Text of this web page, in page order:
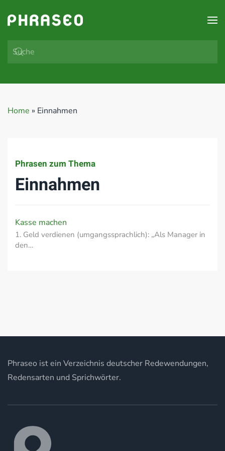
Zum Hauptinhalt springen
Home » Einnahmen
Phrasen zum Thema
Einnahmen
Kasse machen
1. Geld verdienen (umgangssprachlich): „Als Manager in
den…
Phraseo ist ein Verzeichnis deutscher Redewendungen,
Redensarten und Sprichwörter.